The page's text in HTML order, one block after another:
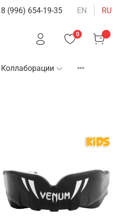
8 (996) 654-19-35 EN RU
0
Коллаборации